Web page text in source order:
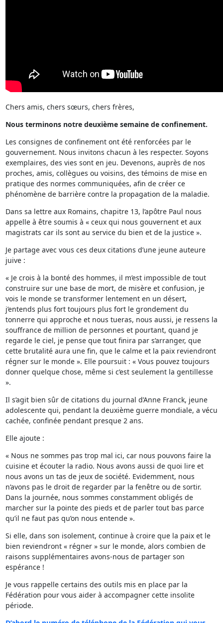
Chers amis, chers sœurs, chers frères,
Nous terminons notre deuxième semaine de confinement.
Les consignes de confinement ont été renforcées par le
gouvernement. Nous invitons chacun à les respecter. Soyons
exemplaires, des vies sont en jeu. Devenons, auprès de nos
proches, amis, collègues ou voisins, des témoins de mise en
pratique des normes communiquées, afin de créer ce
phénomène de barrière contre la propagation de la maladie.
Dans sa lettre aux Romains, chapitre 13, l’apôtre Paul nous
appelle à être soumis à « ceux qui nous gouvernent et aux
magistrats car ils sont au service du bien et de la justice ».
Je partage avec vous ces deux citations d’une jeune auteure
juive :
« Je crois à la bonté des hommes, il m’est impossible de tout
construire sur une base de mort, de misère et confusion, je
vois le monde se transformer lentement en un désert,
j’entends plus fort toujours plus fort le grondement du
tonnerre qui approche et nous tueras, nous aussi, je ressens la
souffrance de million de personnes et pourtant, quand je
regarde le ciel, je pense que tout finira par s’arranger, que
cette brutalité aura une fin, que le calme et la paix reviendront
régner sur le monde ». Elle poursuit : « Vous pouvez toujours
donner quelque chose, même si c’est seulement la gentillesse
».
Il s’agit bien sûr de citations du journal d’Anne Franck, jeune
adolescente qui, pendant la deuxième guerre mondiale, a vécu
cachée, confinée pendant presque 2 ans.
Elle ajoute :
« Nous ne sommes pas trop mal ici, car nous pouvons faire la
cuisine et écouter la radio. Nous avons aussi de quoi lire et
nous avons un tas de jeux de société. Evidemment, nous
n’avons pas le droit de regarder par la fenêtre ou de sortir.
Dans la journée, nous sommes constamment obligés de
marcher sur la pointe des pieds et de parler tout bas parce
qu’il ne faut pas qu’on nous entende ».
Si elle, dans son isolement, continue à croire que la paix et le
bien reviendront « régner » sur le monde, alors combien de
raisons supplémentaires avons-nous de partager son
espérance !
Je vous rappelle certains des outils mis en place par la
Fédération pour vous aider à accompagner cette insolite
période.